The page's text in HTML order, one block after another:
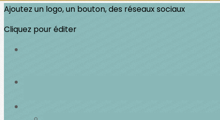
Ajoutez un logo, un bouton, des réseaux sociaux
Cliquez pour éditer